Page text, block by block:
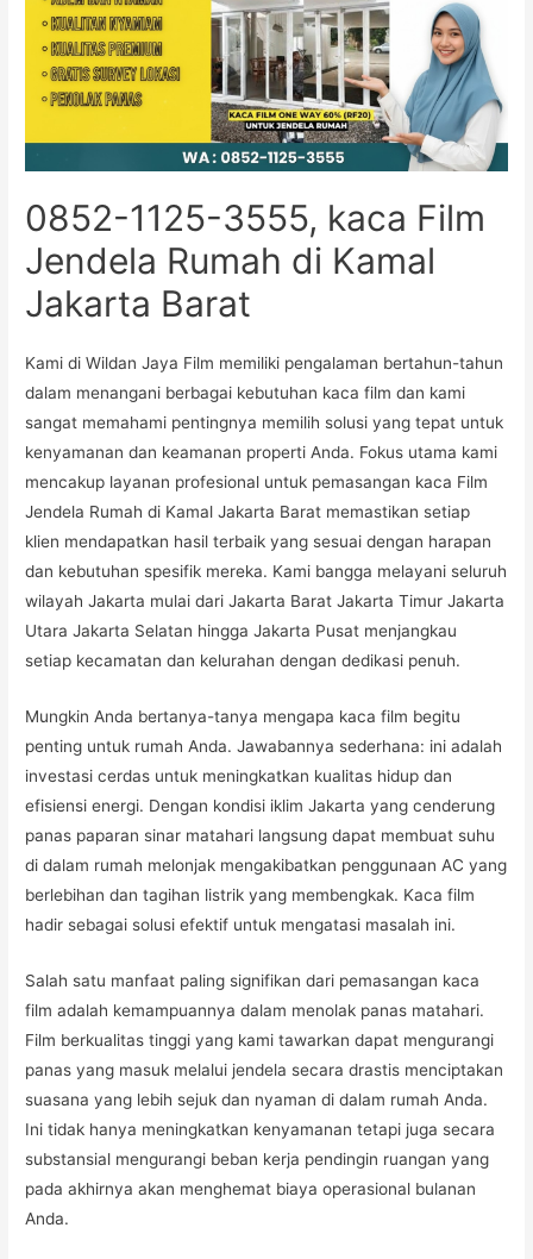
0852-1125-3555, kaca Film
Jendela Rumah di Kamal
Jakarta Barat
Kami di Wildan Jaya Film memiliki pengalaman bertahun-tahun
dalam menangani berbagai kebutuhan kaca film dan kami
sangat memahami pentingnya memilih solusi yang tepat untuk
kenyamanan dan keamanan properti Anda. Fokus utama kami
mencakup layanan profesional untuk pemasangan kaca Film
Jendela Rumah di Kamal Jakarta Barat memastikan setiap
klien mendapatkan hasil terbaik yang sesuai dengan harapan
dan kebutuhan spesifik mereka. Kami bangga melayani seluruh
wilayah Jakarta mulai dari Jakarta Barat Jakarta Timur Jakarta
Utara Jakarta Selatan hingga Jakarta Pusat menjangkau
setiap kecamatan dan kelurahan dengan dedikasi penuh.
Mungkin Anda bertanya-tanya mengapa kaca film begitu
penting untuk rumah Anda. Jawabannya sederhana: ini adalah
investasi cerdas untuk meningkatkan kualitas hidup dan
efisiensi energi. Dengan kondisi iklim Jakarta yang cenderung
panas paparan sinar matahari langsung dapat membuat suhu
di dalam rumah melonjak mengakibatkan penggunaan AC yang
berlebihan dan tagihan listrik yang membengkak. Kaca film
hadir sebagai solusi efektif untuk mengatasi masalah ini.
Salah satu manfaat paling signifikan dari pemasangan kaca
film adalah kemampuannya dalam menolak panas matahari.
Film berkualitas tinggi yang kami tawarkan dapat mengurangi
panas yang masuk melalui jendela secara drastis menciptakan
suasana yang lebih sejuk dan nyaman di dalam rumah Anda.
Ini tidak hanya meningkatkan kenyamanan tetapi juga secara
substansial mengurangi beban kerja pendingin ruangan yang
pada akhirnya akan menghemat biaya operasional bulanan
Anda.